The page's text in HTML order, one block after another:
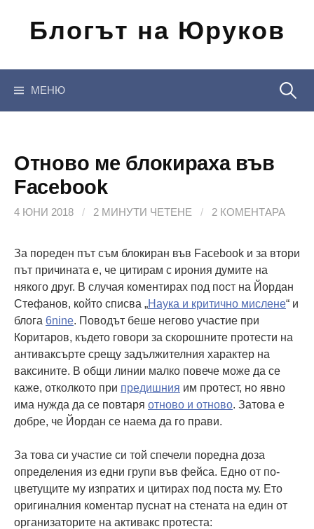
съдържанието
Блогът на Юруков
МЕНЮ
Отново ме блокираха във
Facebook
4 ЮНИ 2018 / 2 МИНУТИ ЧЕТЕНЕ / 2 КОМЕНТАРА
За пореден път съм блокиран във Facebook и за втори
път причината е, че цитирам с ирония думите на
някого друг. В случая коментирах под пост на Йордан
Стефанов, който списва „Наука и критично мислене“ и
блога 6nine. Поводът беше негово участие при
Коритаров, където говори за скорошните протести на
антиваксърте срещу задължителния характер на
ваксините. В общи линии малко повече може да се
каже, отколкото при предишния им протест, но явно
има нужда да се повтаря отново и отново. Затова е
добре, че Йордан се наема да го прави.
За това си участие си той спечели поредна доза
определения из едни групи във фейса. Едно от по-
цветущите му изпратих и цитирах под поста му. Ето
оригиналния коментар пуснат на стената на един от
организаторите на активакс протеста: